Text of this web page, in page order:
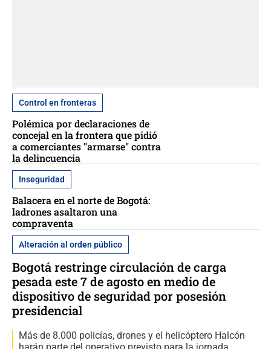
Control en fronteras
Polémica por declaraciones de
concejal en la frontera que pidió
a comerciantes "armarse" contra
la delincuencia
Inseguridad
Balacera en el norte de Bogotá:
ladrones asaltaron una
compraventa
Alteración al orden público
Bogotá restringe circulación de carga
pesada este 7 de agosto en medio de
dispositivo de seguridad por posesión
presidencial
Más de 8.000 policías, drones y el helicóptero Halcón